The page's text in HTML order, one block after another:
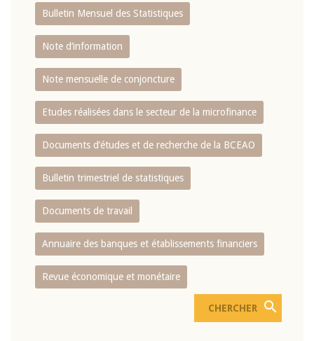
Bulletin Mensuel des Statistiques
Note d’information
Note mensuelle de conjoncture
Etudes réalisées dans le secteur de la microfinance
Documents d’études et de recherche de la BCEAO
Bulletin trimestriel de statistiques
Documents de travail
Annuaire des banques et établissements financiers
Revue économique et monétaire